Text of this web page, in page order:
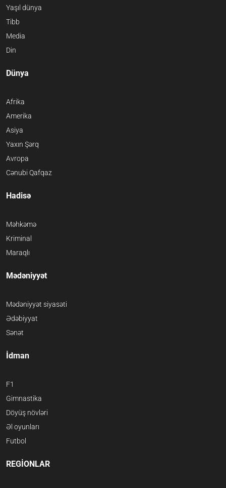
Yaşıl dünya
Tibb
Media
Din
Dünya
Afrika
Amerika
Asiya
Yaxın Şərq
Avropa
Cənubi Qafqaz
Hadisə
Məhkəmə
Kriminal
Maraqlı
Mədəniyyət
Mədəniyyət siyasəti
Ədəbiyyat
Sənət
İdman
F1
Gimnastika
Döyüş növləri
Əl oyunları
Futbol
REGİONLAR